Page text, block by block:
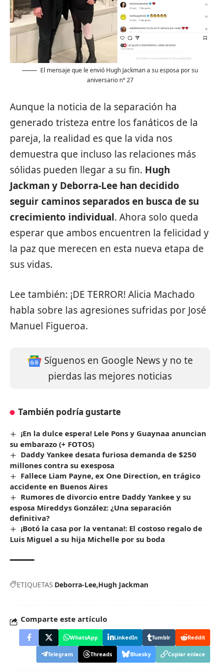
El mensaje que le envió Hugh Jackman a su esposa por su
aniversario n° 27
Aunque la noticia de la separación ha
generado tristeza entre los fanáticos de la
pareja, la realidad es que la vida nos
demuestra que incluso las relaciones más
sólidas pueden llegar a su fin. Hugh
Jackman y Deborra-Lee han decidido
seguir caminos separados en busca de su
crecimiento individual. Ahora solo queda
esperar que ambos encuentren la felicidad y
la paz que merecen en esta nueva etapa de
sus vidas.
Lee también: ¡DE TERROR! Alicia Machado
habla sobre las agresiones sufridas por José
Manuel Figueroa.
Síguenos en Google News y no te
pierdas las mejores noticias
También podría gustarte
¡En la dulce espera! Lele Pons y Guaynaa anuncian
su embarazo (+ FOTOS)
Daddy Yankee desata furiosa demanda de $250
millones contra su exesposa
Fallece Liam Payne, ex One Direction, en trágico
accidente en Buenos Aires
Rumores de divorcio entre Daddy Yankee y su
esposa Mireddys González: ¿Una separación
definitiva?
¡Botó la casa por la ventana!: El costoso regalo de
Luis Miguel a su hija Michelle por su boda
ETIQUETAS Deborra-Lee Hugh Jackman
Comparte este artículo
WhatsApp LinkedIn Tumblr Reddit
Telegram Threads Bluesky Copiar enlace